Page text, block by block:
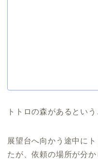
トトロの森があるとい
展望台へ向かう途中に
たが、依頼の場所が分